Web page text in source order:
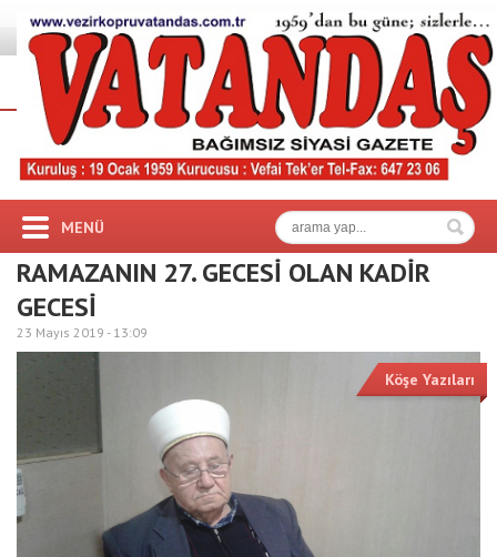
MENÜ
RAMAZANIN 27. GECESİ OLAN KADİR
GECESİ
23 Mayıs 2019 - 13:09
Köşe Yazıları